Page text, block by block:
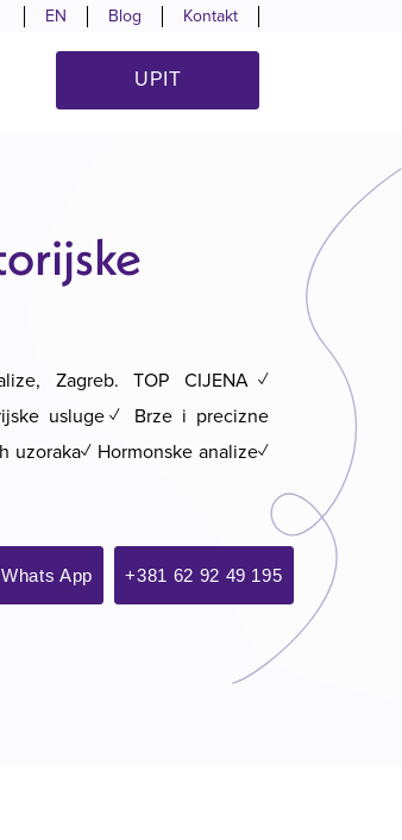
EN Blog Kontakt
UPIT
Zagreb. TOP CIJENA✓
usluge✓ Brze i precizne
uzoraka✓ Hormonske analize✓
Whats App +381 62 92 49 195